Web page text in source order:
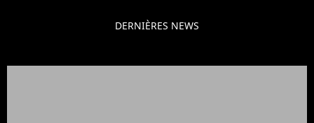
DERNIÈRES NEWS